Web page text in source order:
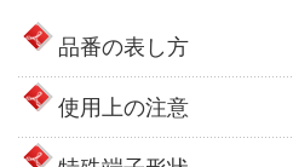
品番の表し方
使用上の注意